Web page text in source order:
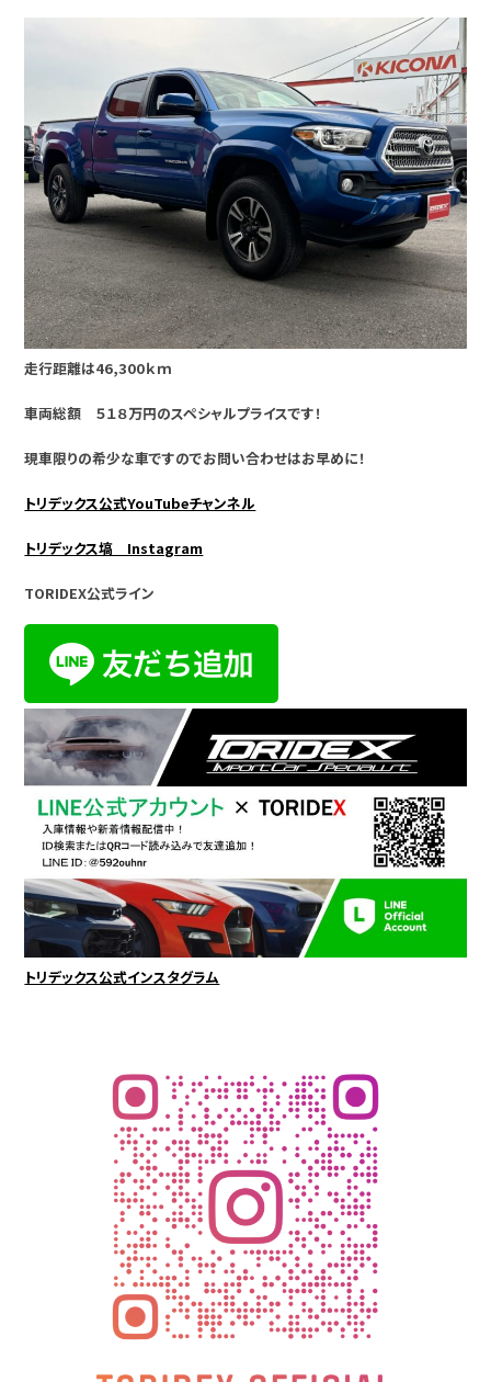
走行距離は46,300ｋｍ
車両総額 ５１８万円のスペシャルプライスです！
現車限りの希少な車ですのでお問い合わせはお早めに！
トリデックス公式YouTubeチャンネル
トリデックス塙 Instagram
TORIDEX公式ライン
トリデックス公式インスタグラム